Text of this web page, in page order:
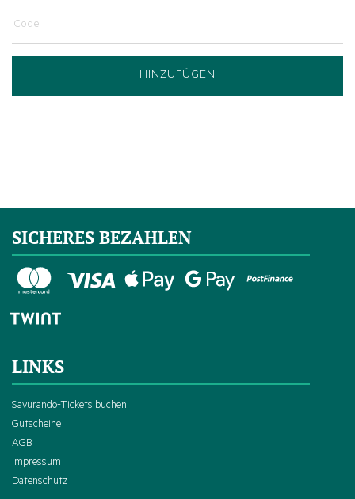
HINZUFÜGEN
SICHERES BEZAHLEN
LINKS
Savurando-Tickets buchen
Gutscheine
AGB
Impressum
Datenschutz